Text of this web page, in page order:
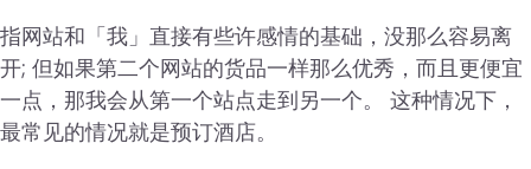
指网站和「我」直接有些许感情的基础，没那么容易离
开; 但如果第二个网站的货品一样那么优秀，而且更便宜
一点，那我会从第一个站点走到另一个。 这种情况下，
最常见的情况就是预订酒店。